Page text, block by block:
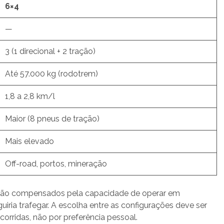
6×4
—
3 (1 direcional + 2 tração)
Até 57.000 kg (rodotrem)
1,8 a 2,8 km/l
Maior (8 pneus de tração)
Mais elevado
Off-road, portos, mineração
compensados pela capacidade de operar em
trafegar. A escolha entre as configurações deve ser
não por preferência pessoal.